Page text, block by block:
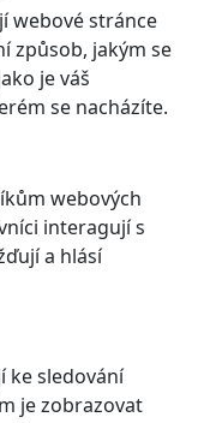
webové stránce
způsob, jakým se
je váš
se nacházíte.
webových
interagují s
a hlásí
ke sledování
je zobrazovat